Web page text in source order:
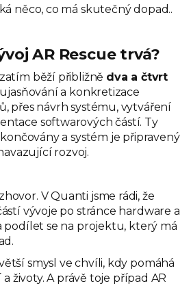
něco, co má skutečný dopad..
AR Rescue trvá?
běží přibližně dva a čtvrt
a konkretizace
přes návrh systému, vytváření
softwarových částí. Ty
a systém je připravený
rozvoj.
V Quanti jsme rádi, že
vývoje po stránce hardware a
podílet se na projektu, který má
smysl ve chvíli, kdy pomáhá
životy. A právě toje případ AR